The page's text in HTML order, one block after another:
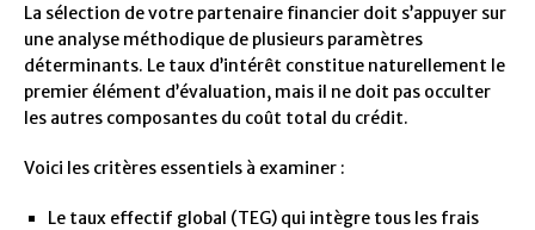
La sélection de votre partenaire financier doit s’appuyer sur
une analyse méthodique de plusieurs paramètres
déterminants. Le taux d’intérêt constitue naturellement le
premier élément d’évaluation, mais il ne doit pas occulter
les autres composantes du coût total du crédit.
Voici les critères essentiels à examiner :
Le taux effectif global (TEG) qui intègre tous les frais